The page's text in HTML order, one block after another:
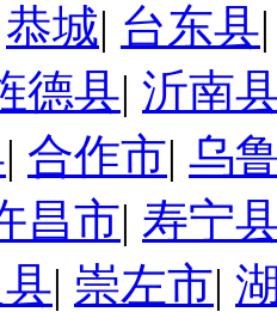
恭城| 台东县
德县| 沂南
| 合作市| 乌
昌市| 寿宁
| 崇左市|